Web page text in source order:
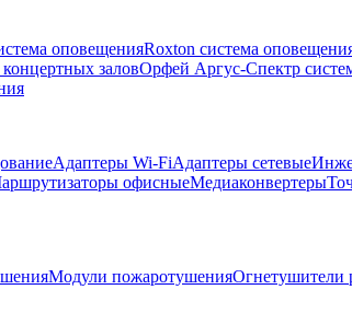
оповещенияRoxton система
заловОрфей Аргус-Спектр
Адаптеры Wi-FiАдаптеры сетевые
офисныеМедиаконвертеры
Модули пожаротушенияОгнетушители